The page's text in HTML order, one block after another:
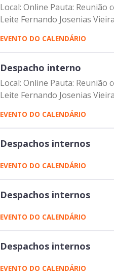
Local: Online Pauta: Reunião
Leite Fernando Josenias
EVENTO DO CALENDÁRIO
Despacho interno
Local: Online Pauta: Reunião
Leite Fernando Josenias
EVENTO DO CALENDÁRIO
Despachos internos
EVENTO DO CALENDÁRIO
Despachos internos
EVENTO DO CALENDÁRIO
Despachos internos
EVENTO DO CALENDÁRIO